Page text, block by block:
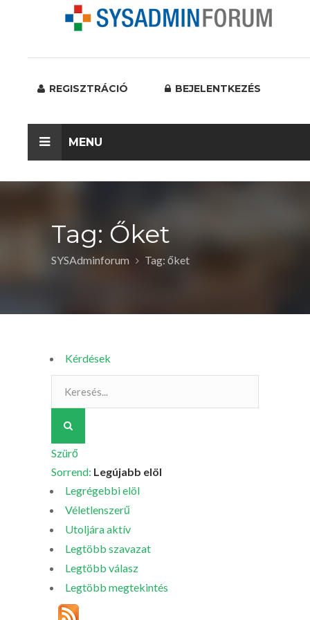
REGISZTRÁCIÓ BEJELENTKEZÉS
MENU
Tag: Őket
SYSAdminforum Tag: őket
Kérdések
Szürő
Sorrend: Legújabb elöl
Legrégebbi elöl
Véletlenszerű
Utoljára aktív
Legtöbb szavazat
Legtöbb válasz
Legtöbb megtekintés